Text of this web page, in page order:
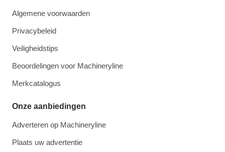
Algemene voorwaarden
Privacybeleid
Veiligheidstips
Beoordelingen voor Machineryline
Merkcatalogus
Onze aanbiedingen
Adverteren op Machineryline
Plaats uw advertentie